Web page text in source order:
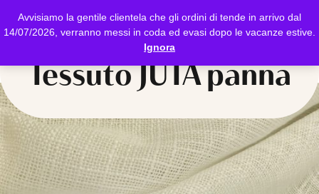
Avvisiamo la gentile clientela che gli ordini di tende in arrivo dal
14/07/2026, verranno messi in coda ed evasi dopo le vacanze estive.
Ignora
Tessuto JUTA panna